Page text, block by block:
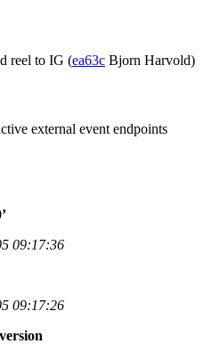
reel to IG (ea63c Bjorn Harvold)
external event endpoints
09:17:36
09:17:26